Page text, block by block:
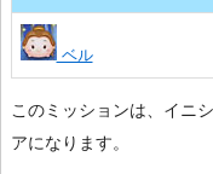
ベル
このミッションは、イニ
アになります。